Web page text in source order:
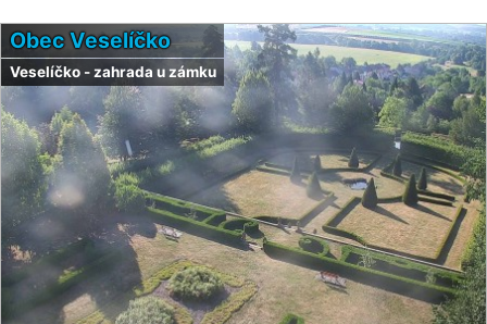
Obec Veselíčko
Veselíčko - zahrada u zámku